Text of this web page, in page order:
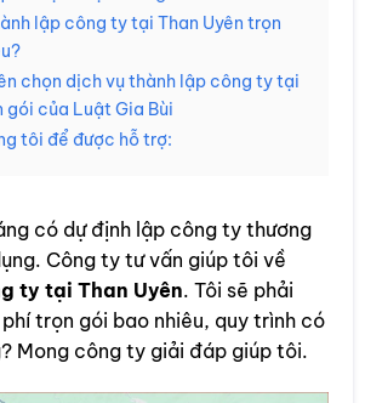
lập công ty tại Than Uyên trọn
chọn dịch vụ thành lập công ty tại
gói của Luật Gia Bùi
tôi để được hỗ trợ:
có dự định lập công ty thương
Công ty tư vấn giúp tôi về
ty tại Than Uyên. Tôi sẽ phải
trọn gói bao nhiêu, quy trình có
Mong công ty giải đáp giúp tôi.